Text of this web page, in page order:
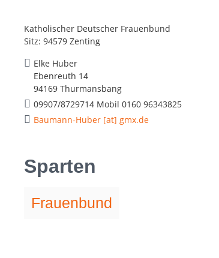
Katholischer Deutscher Frauenbund
Sitz: 94579 Zenting
Elke Huber
Ebenreuth 14
94169 Thurmansbang
09907/8729714 Mobil 0160 96343825
Baumann-Huber [at] gmx.de
Sparten
Frauenbund